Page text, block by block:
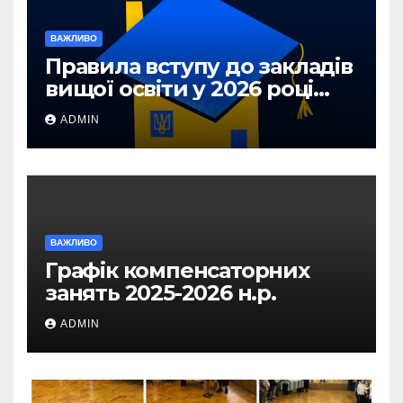
ВАЖЛИВО
Правила вступу до закладів
вищої освіти у 2026 році
для абітурієнтів з ТОТ та
прифронтових територій
ADMIN
ВАЖЛИВО
Графік компенсаторних
занять 2025-2026 н.р.
ADMIN